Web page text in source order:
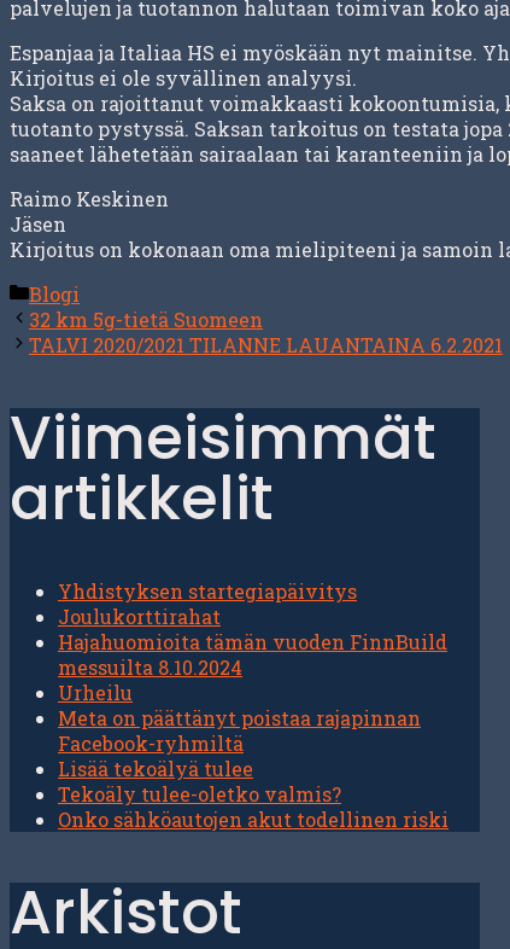
palvelujen ja tuotannon halutaan toimivan koko
Espanjaa ja Italiaa HS ei myöskään nyt mainitse.
Kirjoitus ei ole syvällinen analyysi.
Saksa on rajoittanut voimakkaasti
tuotanto pystyssä. Saksan tarkoitus on testata
saaneet lähetetään sairaalaan tai karanteeniin ja
Raimo Keskinen
Jäsen
Kirjoitus on kokonaan oma mielipiteeni ja samoin
Kategoriat
Blogi
32 km 5g-tietä Suomeen
TALVI 2020/2021 TILANNE LAUANTAINA 6.2.2021
Viimeisimmät
artikkelit
Yhdistyksen startegiapäivitys
Joulukorttirahat
Hajahuomioita tämän vuoden FinnBuild
messuilta 8.10.2024
Urheilu
Meta on päättänyt poistaa rajapinnan
Facebook-ryhmiltä
Lisää tekoälyä tulee
Tekoäly tulee-oletko valmis?
Onko sähköautojen akut todellinen riski
Arkistot